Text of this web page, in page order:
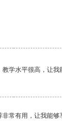
学水平很高，让我
常有用，让我能